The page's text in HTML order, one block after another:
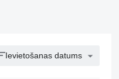
Ievietošanas datums